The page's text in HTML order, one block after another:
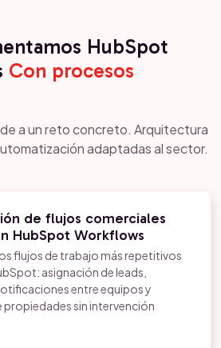
HubSpot
Con procesos
a un reto concreto. Arquitectura
adaptadas al sector.
de flujos comerciales
HubSpot Workflows
flujos de trabajo más repetitivos
asignación de leads,
entre equipos y
propiedades sin intervención